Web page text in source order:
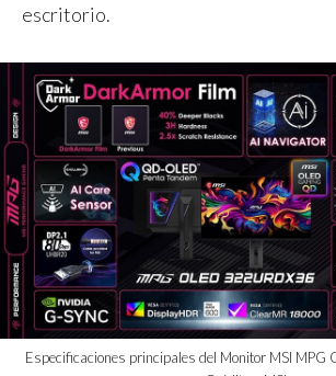
escritorio.
Especificaciones principales del Monitor MSI MPG